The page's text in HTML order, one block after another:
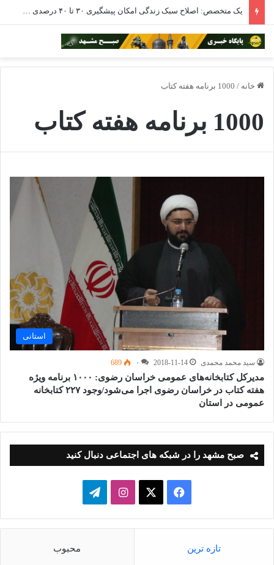
یک متخصص: اصلاح سبک زندگی امکان پیشگیری ۳۰ تا ۴۰ درصدی از سرطان را دارد
خانه / 1000 برنامه هفته کتاب
1000 برنامه هفته کتاب
استانی
سید محمد محمدی 2018-11-14 ۰ 689
مدیرکل کتابخانه‌های عمومی خراسان رضوی: ۱۰۰۰ برنامه ویژه
هفته کتاب در خراسان رضوی اجرا می‌شود/وجود ۲۲۷ کتابخانه
عمومی در استان
صبح مشهد را در شبکه های اجتماعی دنبال کنید
فیسبوک ایکساینستاگرامتلگرام
تازه ترین محبوب